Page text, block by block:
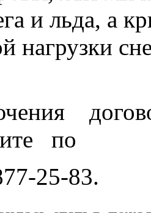
и льда, а
нагрузки
по
25-83.